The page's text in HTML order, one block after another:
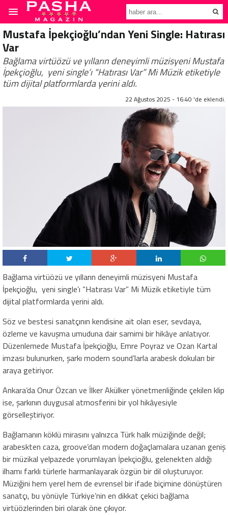
Mustafa İpekçioğlu’ndan Yeni Single: Hatırası
Var
Bağlama virtüözü ve yılların deneyimli müzisyeni Mustafa
İpekçioğlu, yeni single’ı “Hatırası Var” Mi Müzik etiketiyle
tüm dijital platformlarda yerini aldı.
22 Ağustos 2025 - 16:40 'de eklendi.
Bağlama virtüözü ve yılların deneyimli müzisyeni Mustafa
İpekçioğlu, yeni single’ı “Hatırası Var” Mi Müzik etiketiyle tüm
dijital platformlarda yerini aldı.
Söz ve bestesi sanatçının kendisine ait olan eser, sevdaya,
özleme ve kavuşma umuduna dair samimi bir hikâye anlatıyor.
Düzenlemede Mustafa İpekçioğlu, Emre Poyraz ve Ozan Kartal
imzası bulunurken, şarkı modern sound’larla arabesk dokuları bir
araya getiriyor.
Ankara’da Onur Özcan ve İlker Akülker yönetmenliğinde çekilen klip
ise, şarkının duygusal atmosferini bir yol hikâyesiyle
görselleştiriyor.
Bağlamanın köklü mirasını yalnızca Türk halk müziğinde değil;
arabeskten caza, groove’dan modern doğaçlamalara uzanan geniş
bir müzikal yelpazede yorumlayan İpekçioğlu, gelenekten aldığı
ilhamı farklı türlerle harmanlayarak özgün bir dil oluşturuyor.
Müziğini hem yerel hem de evrensel bir ifade biçimine dönüştüren
sanatçı, bu yönüyle Türkiye’nin en dikkat çekici bağlama
virtüözlerinden biri olarak öne çıkıyor.